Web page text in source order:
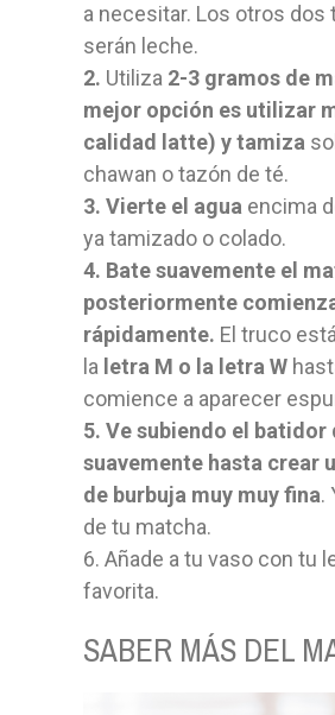
a necesitar. Los otros dos
serán leche.
2. Utiliza 2-3 gramos de
mejor opción es utilizar
calidad latte) y tamiza
chawan o tazón de té.
3. Vierte el agua encima
ya tamizado o colado.
4. Bate suavemente el
posteriormente
rápidamente. El truco
la letra M o la letra W
comience a aparecer
5. Ve subiendo el batidor
suavemente hasta crear
de burbuja muy muy fina.
de tu matcha.
6. Añade a tu vaso con tu
favorita.
SABER MÁS DEL